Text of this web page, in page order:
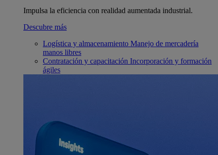
Impulsa la eficiencia con realidad aumentada industrial.
Descubre más
Logística y almacenamiento Manejo de mercadería
manos libres
Contratación y capacitación Incorporación y formación
ágiles